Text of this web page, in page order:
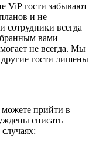
ViP гости забывают
и не
всегда
вами
не всегда. Мы
гости лишены
прийти в
списать